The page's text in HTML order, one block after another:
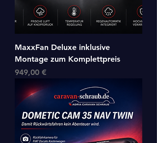
MaxxFan Deluxe inklusive
Montage zum Komplettpreis
Preis
949,00 €